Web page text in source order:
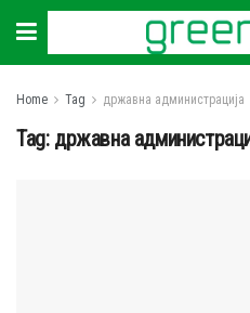
Home Tag државна администрација
Tag: државна